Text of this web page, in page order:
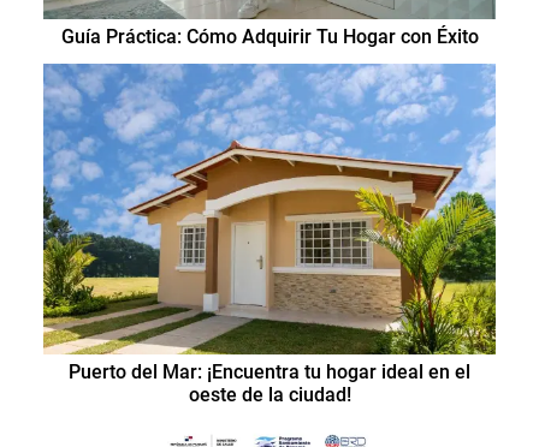
Guía Práctica: Cómo Adquirir Tu Hogar con Éxito
Puerto del Mar: ¡Encuentra tu hogar ideal en el
oeste de la ciudad!